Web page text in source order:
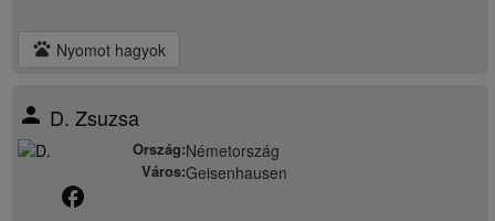
pets Nyomot hagyok
person D. Zsuzsa
Ország:Németország
Város:Geisenhausen
facebook